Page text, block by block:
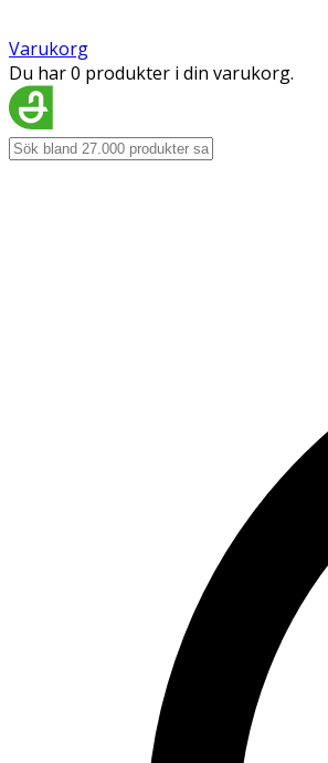
Varukorg
Du har 0 produkter i din varukorg.